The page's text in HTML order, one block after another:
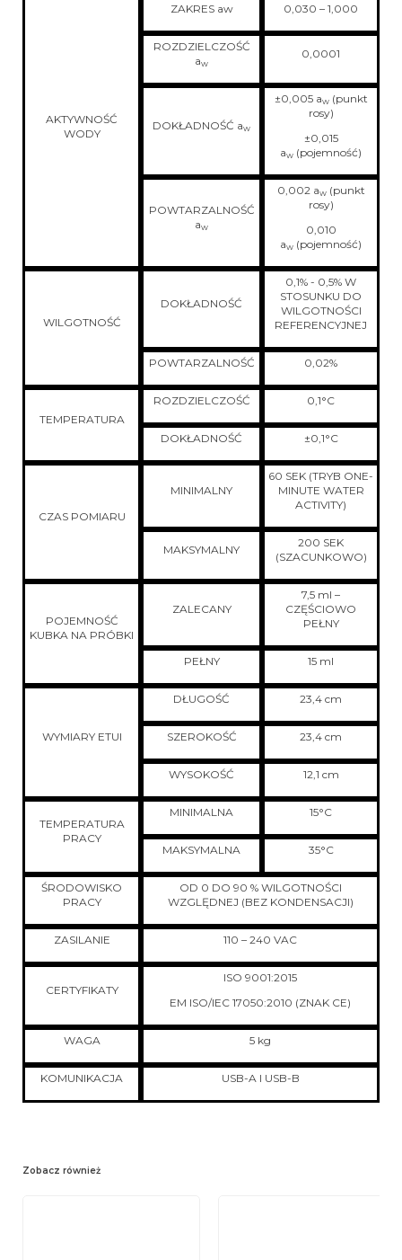
AKTYWNOŚĆ
WODY
ZAKRES aw 0,030 – 1,000
ROZDZIELCZOŚĆ
aw
0,0001
DOKŁADNOŚĆ aw
±0,005 aw(punkt
rosy)
±0,015
aw (pojemność)
POWTARZALNOŚĆ
aw
0,002 aw(punkt
rosy)
0,010
aw (pojemność)
WILGOTNOŚĆ
DOKŁADNOŚĆ
0,1% - 0,5% W
STOSUNKU DO
WILGOTNOŚCI
REFERENCYJNEJ
POWTARZALNOŚĆ 0,02%
TEMPERATURA
ROZDZIELCZOŚĆ 0,1°C
DOKŁADNOŚĆ ±0,1°C
CZAS POMIARU
MINIMALNY
60 SEK (TRYB ONE-
MINUTE WATER
ACTIVITY)
MAKSYMALNY
200 SEK
(SZACUNKOWO)
POJEMNOŚĆ
KUBKA NA PRÓBKI
ZALECANY
7,5 ml –
CZĘŚCIOWO
PEŁNY
PEŁNY 15 ml
WYMIARY ETUI
DŁUGOŚĆ 23,4 cm
SZEROKOŚĆ 23,4 cm
WYSOKOŚĆ 12,1 cm
TEMPERATURA
PRACY
MINIMALNA 15°C
MAKSYMALNA 35°C
ŚRODOWISKO
PRACY
OD 0 DO 90 % WILGOTNOŚCI
WZGLĘDNEJ (BEZ KONDENSACJI)
ZASILANIE 110 – 240 VAC
CERTYFIKATY
ISO 9001:2015
EM ISO/IEC 17050:2010 (ZNAK CE)
WAGA 5 kg
KOMUNIKACJA USB-A I USB-B
Zobacz również